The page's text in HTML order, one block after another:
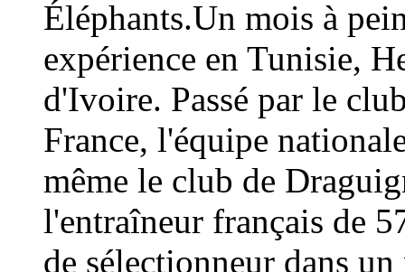
Éléphants.Un mois à
expérience en Tunisie,
d'Ivoire. Passé par le
France, l'équipe
même le club de
l'entraîneur français de
de sélectionneur dans